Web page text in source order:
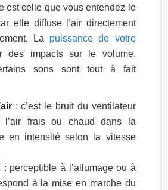
est celle que vous entendez le
elle diffuse l’air directement
La puissance de votre
des impacts sur le volume.
sons sont tout à fait
: c’est le bruit du ventilateur
l’air frais ou chaud dans la
en intensité selon la vitesse
: perceptible à l’allumage ou à
à la mise en marche du